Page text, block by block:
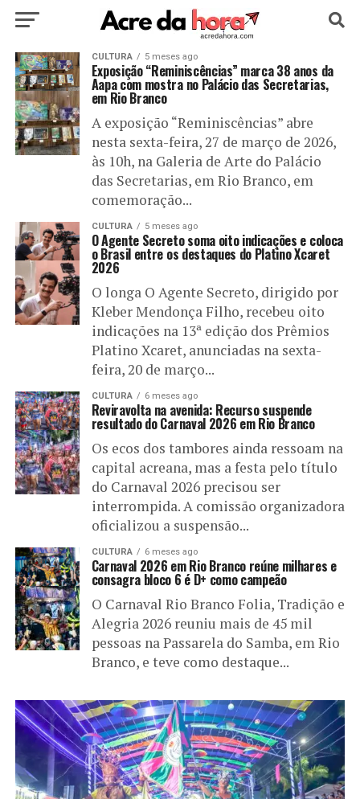
HOME POLÍTICA CULTURA
EDUCAÇÃO NOTÍCIA
CULTURA 5 meses ago
Exposição “Reminiscências” marca 38 anos da
Aapa com mostra no Palácio das Secretarias,
em Rio Branco
A exposição “Reminiscências” abre
nesta sexta-feira, 27 de março de 2026,
às 10h, na Galeria de Arte do Palácio
das Secretarias, em Rio Branco, em
comemoração...
CULTURA 5 meses ago
O Agente Secreto soma oito indicações e coloca
o Brasil entre os destaques do Platino Xcaret
2026
O longa O Agente Secreto, dirigido por
Kleber Mendonça Filho, recebeu oito
indicações na 13ª edição dos Prêmios
Platino Xcaret, anunciadas na sexta-
feira, 20 de março...
CULTURA 6 meses ago
Reviravolta na avenida: Recurso suspende
resultado do Carnaval 2026 em Rio Branco
Os ecos dos tambores ainda ressoam na
capital acreana, mas a festa pelo título
do Carnaval 2026 precisou ser
interrompida. A comissão organizadora
oficializou a suspensão...
CULTURA 6 meses ago
Carnaval 2026 em Rio Branco reúne milhares e
consagra bloco 6 é D+ como campeão
O Carnaval Rio Branco Folia, Tradição e
Alegria 2026 reuniu mais de 45 mil
pessoas na Passarela do Samba, em Rio
Branco, e teve como destaque...